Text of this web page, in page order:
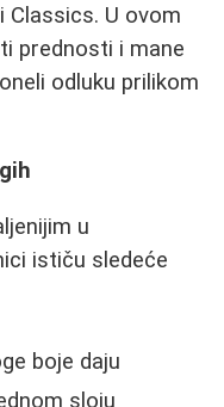
Classics. U ovom
prednosti i mane
odluku prilikom
u
ističu sledeće
boje daju
sloju